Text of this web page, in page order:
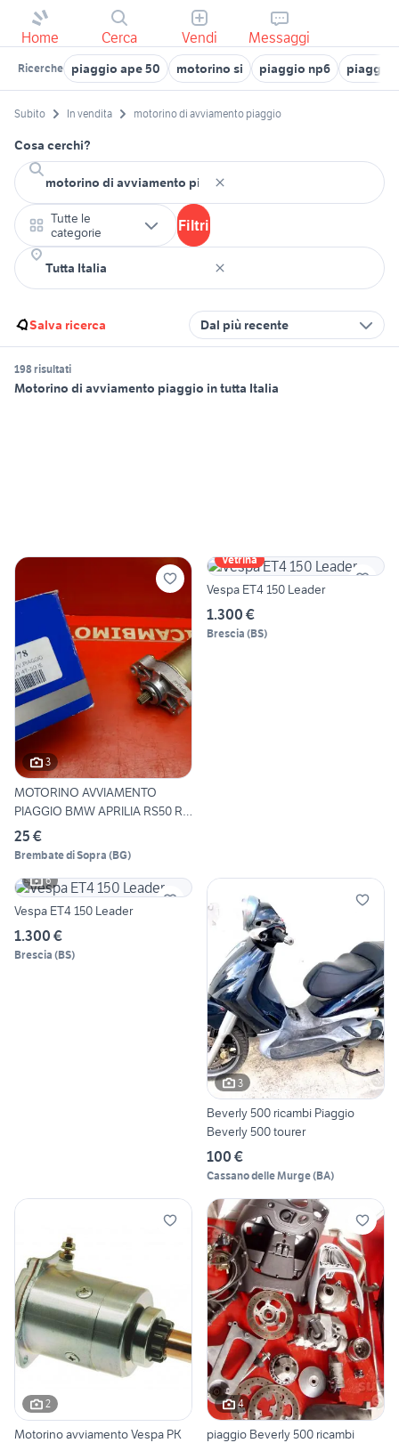
Home Cerca Vendi Messaggi
Ricerche piaggio ape 50 motorino si piaggio np6 piaggio
Subito In vendita motorino di avviamento piaggio
Cosa cerchi?
Tutte le
categorie
Filtri
Salva ricerca Dal più recente
198 risultati
Motorino di avviamento piaggio in tutta Italia
3
MOTORINO AVVIAMENTO
PIAGGIO BMW APRILIA RS50 RS
50
25 €
Brembate di Sopra (BG)
Vetrina
Vespa ET4 150 Leader
1.300 €
Brescia (BS)
6
Vespa ET4 150 Leader
1.300 €
Brescia (BS)
3
Beverly 500 ricambi Piaggio
Beverly 500 tourer
100 €
Cassano delle Murge(BA)
2
Motorino avviamento Vespa PK
4
piaggio Beverly 500 ricambi